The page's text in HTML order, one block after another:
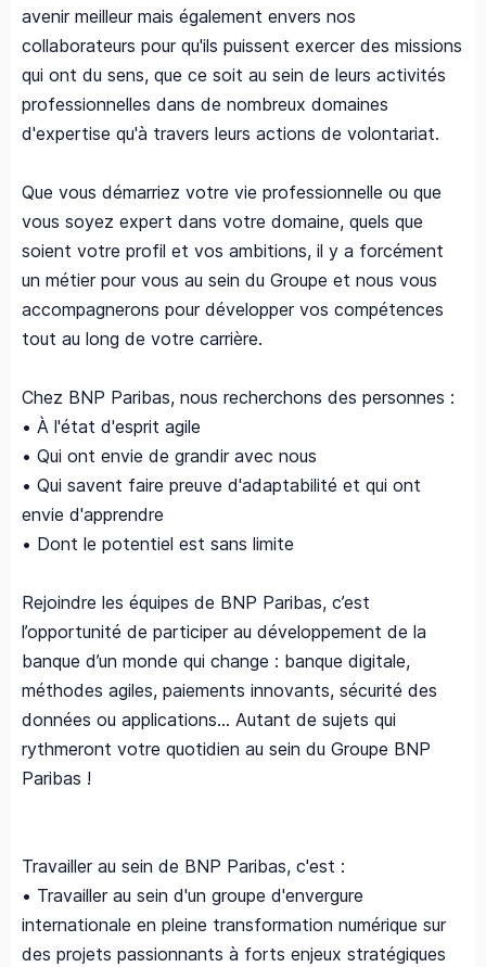
avenir meilleur mais également envers nos
collaborateurs pour qu'ils puissent exercer des missions
qui ont du sens, que ce soit au sein de leurs activités
professionnelles dans de nombreux domaines
d'expertise qu'à travers leurs actions de volontariat.
Que vous démarriez votre vie professionnelle ou que
vous soyez expert dans votre domaine, quels que
soient votre profil et vos ambitions, il y a forcément
un métier pour vous au sein du Groupe et nous vous
accompagnerons pour développer vos compétences
tout au long de votre carrière.
Chez BNP Paribas, nous recherchons des personnes :
• À l'état d'esprit agile
• Qui ont envie de grandir avec nous
• Qui savent faire preuve d'adaptabilité et qui ont
envie d'apprendre
• Dont le potentiel est sans limite
Rejoindre les équipes de BNP Paribas, c’est
l’opportunité de participer au développement de la
banque d’un monde qui change : banque digitale,
méthodes agiles, paiements innovants, sécurité des
données ou applications... Autant de sujets qui
rythmeront votre quotidien au sein du Groupe BNP
Paribas !
Travailler au sein de BNP Paribas, c'est :
• Travailler au sein d'un groupe d'envergure
internationale en pleine transformation numérique sur
des projets passionnants à forts enjeux stratégiques